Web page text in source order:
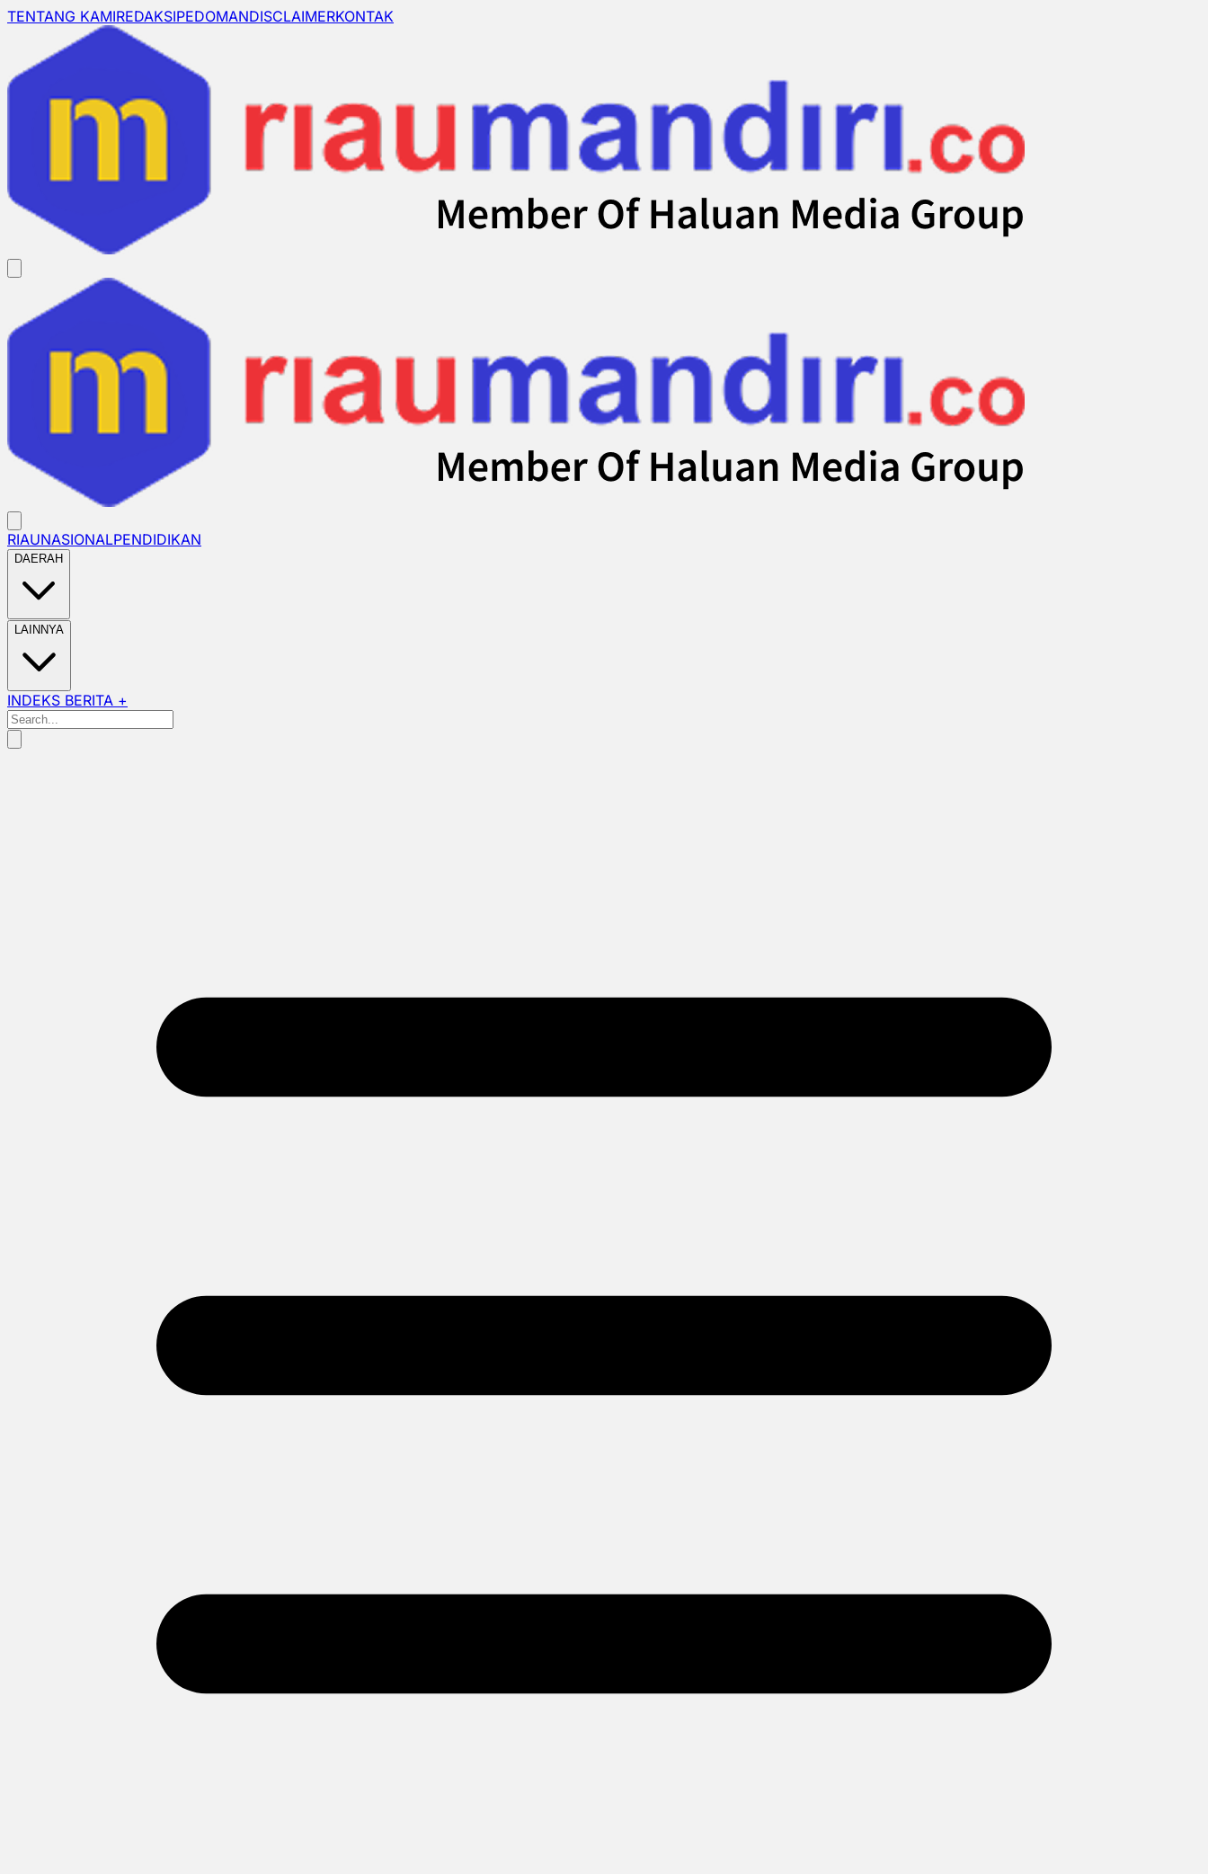
TENTANG KAMIREDAKSIPEDOMANDISCLAIMERKONTAK
RIAUNASIONALPENDIDIKAN
DAERAH
LAINNYA
INDEKS BERITA +